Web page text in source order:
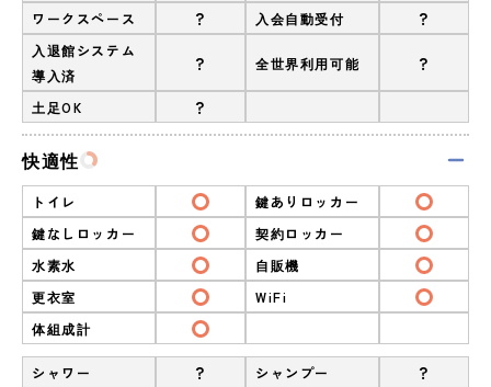
ワークスペース ? 入会自動受付 ?
入退館システム
導入済
? 全世界利用可能 ?
土足OK ?
快適性
トイレ
鍵ありロッカー
鍵なしロッカー
契約ロッカー
水素水
自販機
更衣室
WiFi
体組成計
シャワー ? シャンプー ?